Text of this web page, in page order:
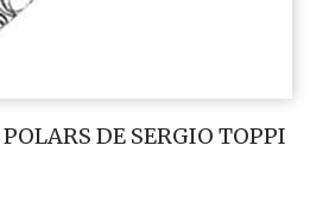
DE SERGIO TOPPI